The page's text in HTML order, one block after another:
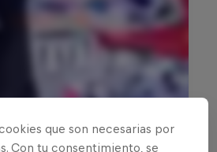
que son necesarias por
Con tu consentimiento, se